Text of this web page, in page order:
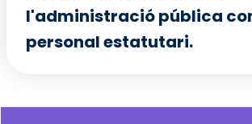
l'administració pública
personal estatutari.